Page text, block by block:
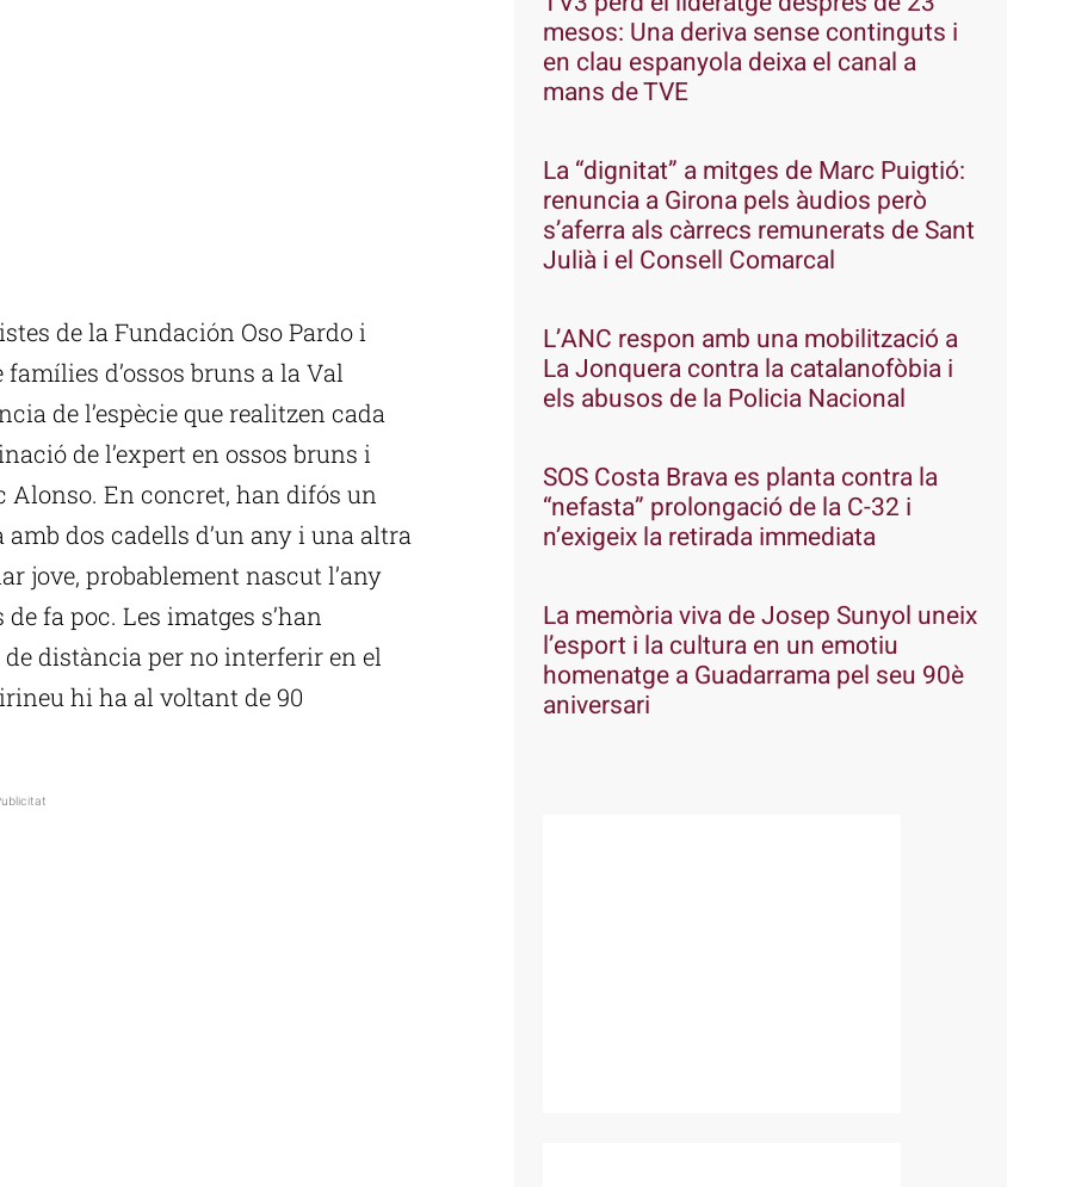
de la Fundación Oso Pardo i
d’ossos bruns a la Val
de l’espècie que realitzen cada
de l’expert en ossos bruns i
Alonso. En concret, han difós un
dos cadells d’un any i una altra
jove, probablement nascut l’any
fa poc. Les imatges s’han
distància per no interferir en el
hi ha al voltant de 90
mesos: Una deriva sense continguts i
en clau espanyola deixa el canal a
mans de TVE
La “dignitat” a mitges de Marc Puigtió:
renuncia a Girona pels àudios però
s’aferra als càrrecs remunerats de Sant
Julià i el Consell Comarcal
L’ANC respon amb una mobilització a
La Jonquera contra la catalanofòbia i
els abusos de la Policia Nacional
SOS Costa Brava es planta contra la
“nefasta” prolongació de la C-32 i
n’exigeix la retirada immediata
La memòria viva de Josep Sunyol uneix
l’esport i la cultura en un emotiu
homenatge a Guadarrama pel seu 90è
aniversari